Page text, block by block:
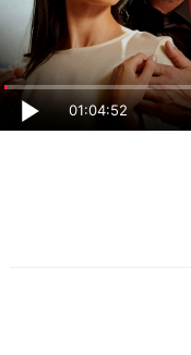
01:04:52